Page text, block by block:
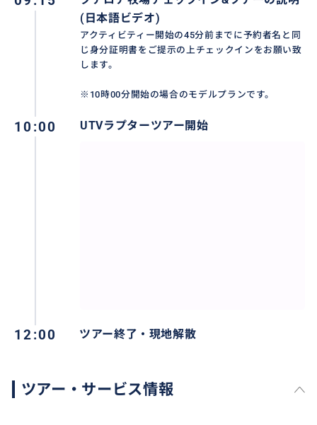
【必要な持ち物・服装】
・ラプターツアー中はバックパックなどの両手が自由
ョルダーバッグなどの荷物はロッカー (有料) にお預け
ください。
・コース内は土埃が舞ったり、泥跳ねします。汚れても
・飲酒されている方はご参加いただけません。(同乗者
だけません。
(日本語ビデオ)
アクティビティー開始の45分前までに予約者名と同
じ身分証明書をご提示の上チェックインをお願い致
します。
※10時00分開始の場合のモデルプランです。
10:00 UTVラプターツアー開始
12:00 ツアー終了・現地解散
ツアー・サービス情報